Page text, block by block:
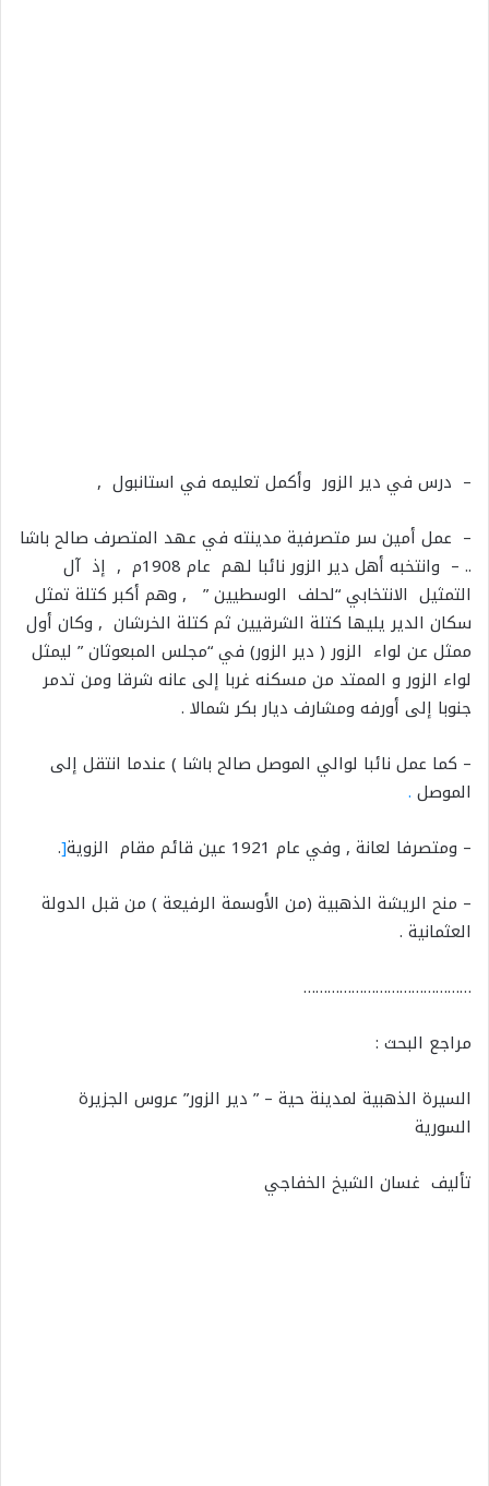
– درس في دير الزور وأكمل تعليمه في استانبول ,
– عمل أمين سر متصرفية مدينته في عهد المتصرف صالح باشا
.. – وانتخبه أهل دير الزور نائبا لهم عام 1908م , إذ آل
التمثيل الانتخابي “لحلف الوسطيين ” , وهم أكبر كتلة تمثل
سكان الدير يليها كتلة الشرقيين ثم كتلة الخرشان , وكان أول
ممثل عن لواء الزور ( دير الزور) في “مجلس المبعوثان ” ليمثل
لواء الزور و الممتد من مسكنه غربا إلى عانه شرقا ومن تدمر
جنوبا إلى أورفه ومشارف ديار بكر شمالا .
– كما عمل نائبا لوالي الموصل صالح باشا ) عندما انتقل إلى
الموصل .
– ومتصرفا لعانة , وفي عام 1921 عين قائم مقام الزوية
[
.
– منح الريشة الذهبية (من الأوسمة الرفيعة ) من قبل الدولة
العثمانية .
……………………………………
مراجع البحث :
السيرة الذهبية لمدينة حية – ” دير الزور” عروس الجزيرة
السورية
تأليف غسان الشيخ الخفاجي